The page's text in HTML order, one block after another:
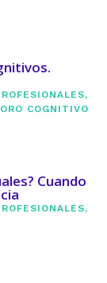
,
COGNITIVO
Cuando
,